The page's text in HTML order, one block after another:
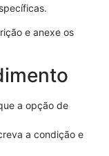
e anexe os
a opção de
a condição e